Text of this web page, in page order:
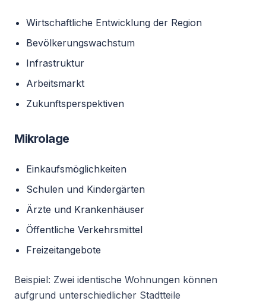
Wirtschaftliche Entwicklung der Region
Bevölkerungswachstum
Infrastruktur
Arbeitsmarkt
Zukunftsperspektiven
Mikrolage
Einkaufsmöglichkeiten
Schulen und Kindergärten
Ärzte und Krankenhäuser
Öffentliche Verkehrsmittel
Freizeitangebote
Beispiel: Zwei identische Wohnungen können
aufgrund unterschiedlicher Stadtteile